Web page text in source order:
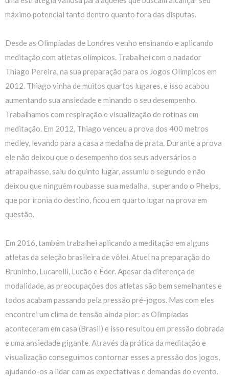
máximo potencial tanto dentro quanto fora das disputas.
Desde as Olimpíadas de Londres venho ensinando e aplicando
meditação com atletas olímpicos. Trabalhei com o nadador
Thiago Pereira, na sua preparação para os Jogos Olímpicos em
2012. Thiago vinha de muitos quartos lugares, e isso acabou
aumentando sua ansiedade e minando o seu desempenho.
Trabalhamos com respiração e visualização de rotinas em
meditação. Em 2012, Thiago venceu a prova dos 400 metros
medley, levando para a casa a medalha de prata. Durante a prova
ele não deixou que o desempenho dos seus adversários o
atrapalhasse, saiu do quinto lugar, assumiu o segundo e não
deixou que ninguém roubasse sua medalha, superando o Phelps,
que por ironia do destino, ficou em quarto lugar na prova em
questão.
Em 2016, também trabalhei aplicando a meditação em alguns
atletas da seleção brasileira de vôlei. Atuei na preparação do
Bruninho, Lucarelli, Lucão e Éder. Apesar da diferença de
modalidade, as preocupações dos atletas são bem semelhantes e
todos acabam passando pela pressão pré-jogos. Mas com eles
encontrei um clima de tensão ainda pior: as Olimpíadas
aconteceram em casa (Brasil) e isso resultou em pressão dobrada
e uma ansiedade gigante. Através da prática da meditação e
visualização conseguimos contornar esses a pressão dos jogos,
ajudando-os a lidar com as expectativas e demandas do evento.